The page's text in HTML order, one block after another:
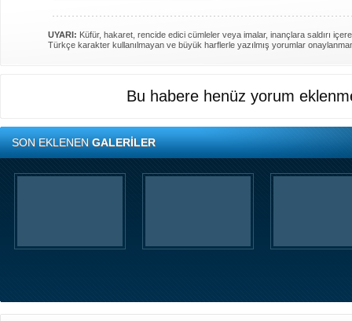
UYARI: Küfür, hakaret, rencide edici cümleler veya imalar, inançlara saldırı
Türkçe karakter kullanılmayan ve büyük harflerle yazılmış yorumlar
Bu habere henüz yorum
SON EKLENENGALERİLER